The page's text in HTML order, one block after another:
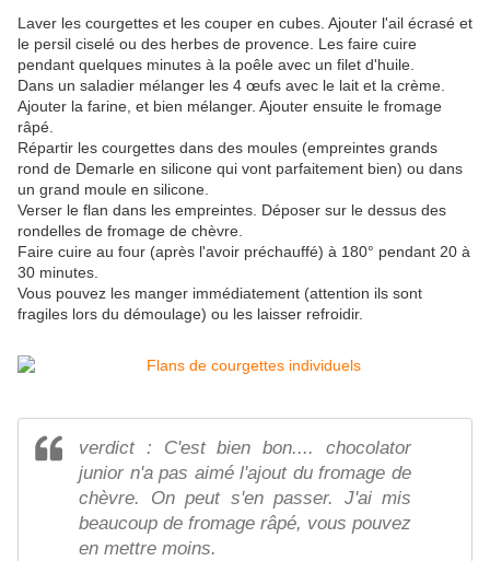
Laver les courgettes et les couper en cubes. Ajouter l'ail écrasé et
le persil ciselé ou des herbes de provence. Les faire cuire
pendant quelques minutes à la poêle avec un filet d'huile.
Dans un saladier mélanger les 4 œufs avec le lait et la crème.
Ajouter la farine, et bien mélanger. Ajouter ensuite le fromage
râpé.
Répartir les courgettes dans des moules (empreintes grands
rond de Demarle en silicone qui vont parfaitement bien) ou dans
un grand moule en silicone.
Verser le flan dans les empreintes. Déposer sur le dessus des
rondelles de fromage de chèvre.
Faire cuire au four (après l'avoir préchauffé) à 180° pendant 20 à
30 minutes.
Vous pouvez les manger immédiatement (attention ils sont
fragiles lors du démoulage) ou les laisser refroidir.
verdict : C'est bien bon.... chocolator
junior n'a pas aimé l'ajout du fromage de
chèvre. On peut s'en passer. J'ai mis
beaucoup de fromage râpé, vous pouvez
en mettre moins.